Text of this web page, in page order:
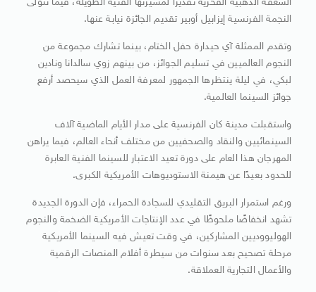
السعفة الذهبية الفخرية تقديرًا لمسيرتها الفنية الطويلة، فيما تتولى
النجمة الفرنسية إيزابيل أوبير تقديم الجائزة نيابة عنها.
وتقدم الممثلة آي حيدارة حفل الختام، بينما تشارك مجموعة من
النجوم العالميين في تسليم الجوائز، من بينهم زوي سالدانا ونادين
لبكي، في ليلة ينتظرها الجمهور لمعرفة العمل الذي سيحصد أرفع
جوائز السينما العالمية.
واستقبلت مدينة كان الفرنسية على مدار الأيام الماضية آلاف
السينمائيين والنقاد والصحفيين من مختلف أنحاء العالم، فيما يراهن
المهرجان هذا العام على دورة تعيد الاعتبار للسينما الفنية العابرة
للحدود بعيدًا عن هيمنة الاستوديوهات الأمريكية الكبرى.
ورغم استمرار البريق التقليدي للسجادة الحمراء، فإن الدورة الجديدة
تشهد انخفاضًا ملحوظًا في عدد الإنتاجات الأمريكية الضخمة والنجوم
الهوليووديين المشاركين، في وقت تعيش فيه السينما الأمريكية
مرحلة تصحيح بعد سنوات من سيطرة أفلام المنصات الرقمية
والأعمال التجارية العملاقة.